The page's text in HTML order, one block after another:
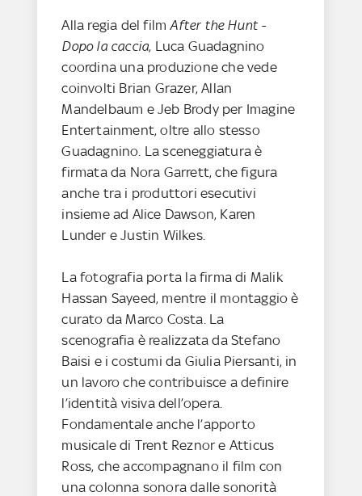
Alla regia del filmAfter the Hunt -
Dopo la caccia, Luca Guadagnino
coordina una produzione che vede
coinvolti Brian Grazer, Allan
Mandelbaum e Jeb Brody per Imagine
Entertainment, oltre allo stesso
Guadagnino. La sceneggiatura è
firmata da Nora Garrett, che figura
anche tra i produttori esecutivi
insieme ad Alice Dawson, Karen
Lunder e Justin Wilkes.
La fotografia porta la firma di Malik
Hassan Sayeed, mentre il montaggio è
curato da Marco Costa. La
scenografia è realizzata da Stefano
Baisi e i costumi da Giulia Piersanti, in
un lavoro che contribuisce a definire
l’identità visiva dell’opera.
Fondamentale anche l’apporto
musicale di Trent Reznor e Atticus
Ross, che accompagnano il film con
una colonna sonora dalle sonorità